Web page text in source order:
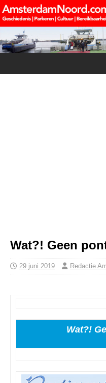
Wat?! Geen
29 juni 2019 Redactie
Wat?!